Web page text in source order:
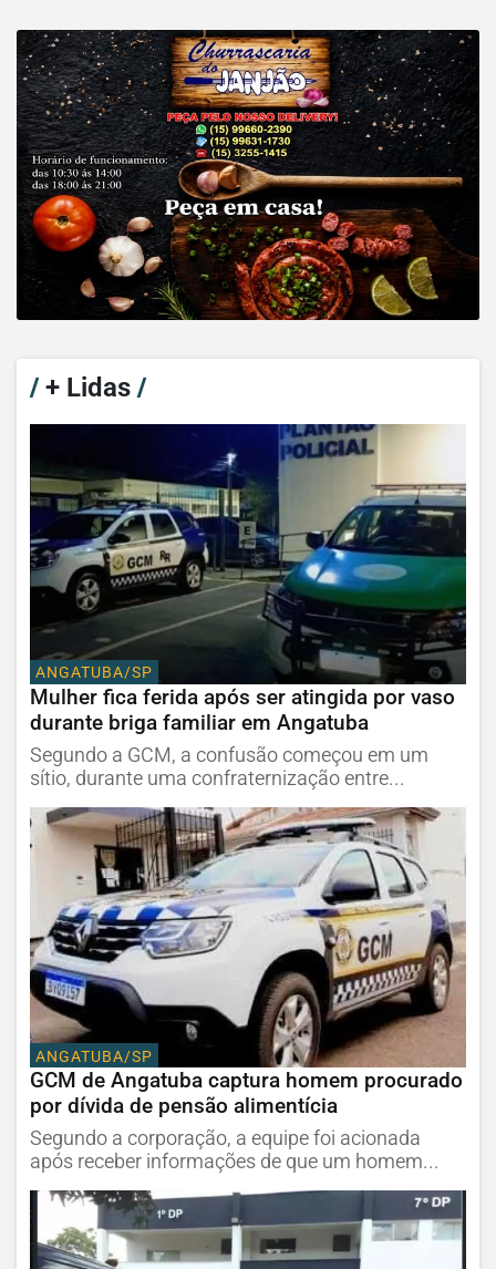
/+ Lidas /
ANGATUBA/SP
Mulher fica ferida após ser atingida por vaso
durante briga familiar em Angatuba
Segundo a GCM, a confusão começou em um
sítio, durante uma confraternização entre...
ANGATUBA/SP
GCM de Angatuba captura homem procurado
por dívida de pensão alimentícia
Segundo a corporação, a equipe foi acionada
após receber informações de que um homem...